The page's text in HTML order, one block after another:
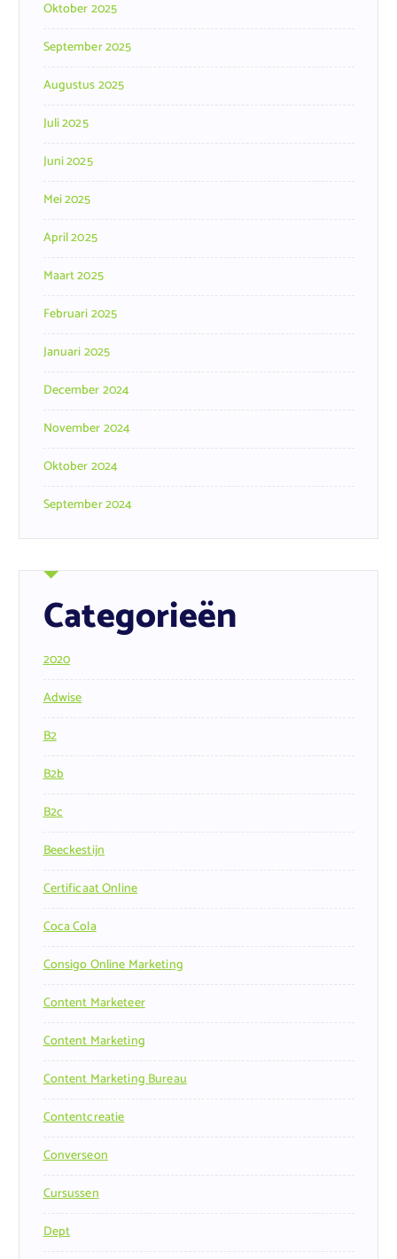
Oktober 2025
September 2025
Augustus 2025
Juli 2025
Juni 2025
Mei 2025
April 2025
Maart 2025
Februari 2025
Januari 2025
December 2024
November 2024
Oktober 2024
September 2024
Categorieën
2020
Adwise
B2
B2b
B2c
Beeckestijn
Certificaat Online
Coca Cola
Consigo Online Marketing
Content Marketeer
Content Marketing
Content Marketing Bureau
Contentcreatie
Converseon
Cursussen
Dept